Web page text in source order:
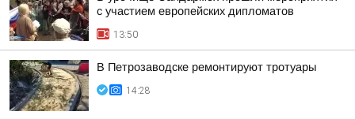
с участием европейских дипломатов
13:50
В Петрозаводске ремонтируют тротуары
14:28